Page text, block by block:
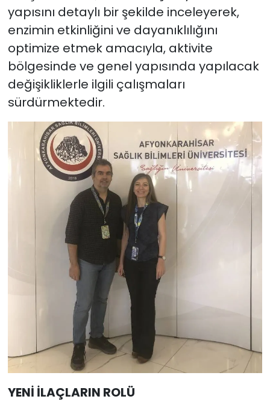
yapısını detaylı bir şekilde inceleyerek,
enzimin etkinliğini ve dayanıklılığını
optimize etmek amacıyla, aktivite
bölgesinde ve genel yapısında yapılacak
değişikliklerle ilgili çalışmaları
sürdürmektedir.
YENİ İLAÇLARIN ROLÜ